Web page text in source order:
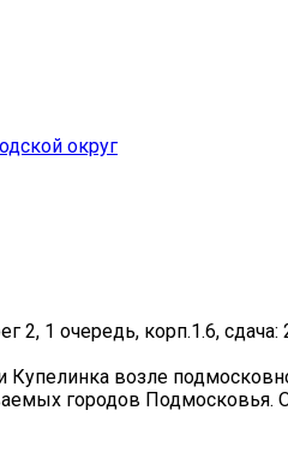
округ
1 очередь, корп.1.6,
возле
городов